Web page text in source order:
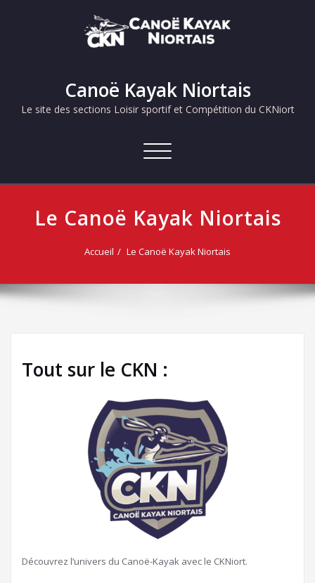
Canoë Kayak Niortais
Le site des sections Loisir sportif et Compétition du CKNiort
Afficher/masquer
navigation
Le Canoë Kayak Niortais
Accueil Le Canoë Kayak Niortais
Tout sur le CKN :
Découvrez l’univers du Canoë-Kayak avec le CKNiort.